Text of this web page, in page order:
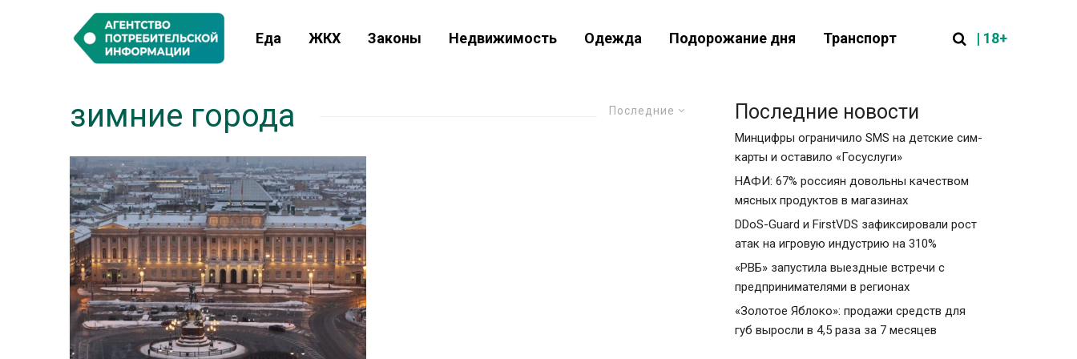
Еда ЖКХ Законы Недвижимость Одежда Подорожание дня Транспорт | 18+
Последние
зимние города Последние новости
Минцифры ограничило SMS на детские сим-
карты и оставило «Госуслуги»
НАФИ: 67% россиян довольны качеством
мясных продуктов в магазинах
DDoS-Guard и FirstVDS зафиксировали рост
атак на игровую индустрию на 310%
«РВБ» запустила выездные встречи с
предпринимателями в регионах
«Золотое Яблоко»: продажи средств для
губ выросли в 4,5 раза за 7 месяцев